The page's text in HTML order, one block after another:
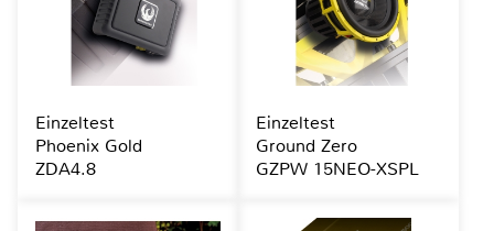
Einzeltest
Phoenix Gold
ZDA4.8
Einzeltest
Ground Zero
GZPW 15NEO-XSPL